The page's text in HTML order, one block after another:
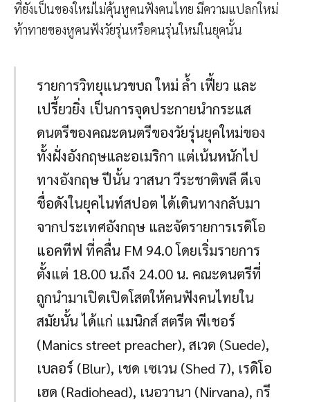
ที่ยังเป็นของใหม่ไม่คุ้นหูคนฟังคนไทย มีความแปลกใหม่
ท้าทายของหูคนฟังวัยรุ่นหรือคนรุ่นใหม่ในยุคนั้น
รายการวิทยุแนวขบถ ใหม่ ล้ำ เฟี้ยว และ
เปรี้ยวยิ่ง เป็นการจุดประกายนำกระแส
ดนตรีของคณะดนตรีของวัยรุ่นยุคใหม่ของ
ทั้งฝั่งอังกฤษและอเมริกา แต่เน้นหนักไป
ทางอังกฤษ ปีนั้น วาสนา วีระชาติพลี ดีเจ
ชื่อดังในยุคไนท์สปอต ได้เดินทางกลับมา
จากประเทศอังกฤษ และจัดรายการเรดิโอ
แอคทีฟ ที่คลื่น FM 94.0 โดยเริ่มรายการ
ตั้งแต่ 18.00 น.ถึง 24.00 น. คณะดนตรีที่
ถูกนำมาเปิดเปิดโสตให้คนฟังคนไทยใน
สมัยนั้น ได้แก่ แมนิกส์ สตรีต พีเชอร์
(Manics street preacher), สเวด (Suede),
เบลอร์ (Blur), เชด เซเวน (Shed 7), เรดิโอ
เฮด (Radiohead), เนอวานา (Nirvana), กรี